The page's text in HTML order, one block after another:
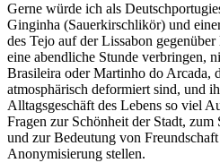
Gerne würde ich als
Ginginha (Sauerkirschlikör) und
des Tejo auf der Lissabon
eine abendliche Stunde verbringen,
Brasileira oder Martinho do Arcada,
atmosphärisch deformiert sind, und
Alltagsgeschäft des Lebens so viel
Fragen zur Schönheit der Stadt,
und zur Bedeutung von
Anonymisierung stellen.